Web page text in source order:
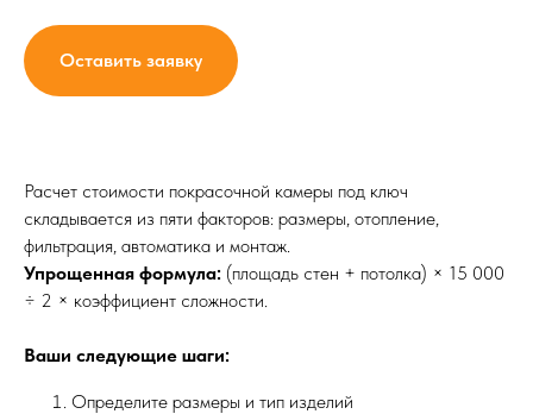
Оставить заявку
Расчет стоимости покрасочной камеры под ключ
складывается из пяти факторов: размеры, отопление,
фильтрация, автоматика и монтаж.
Упрощенная формула: (площадь стен + потолка) × 15 000
÷ 2 × коэффициент сложности.
Ваши следующие шаги:
Определите размеры и тип изделий